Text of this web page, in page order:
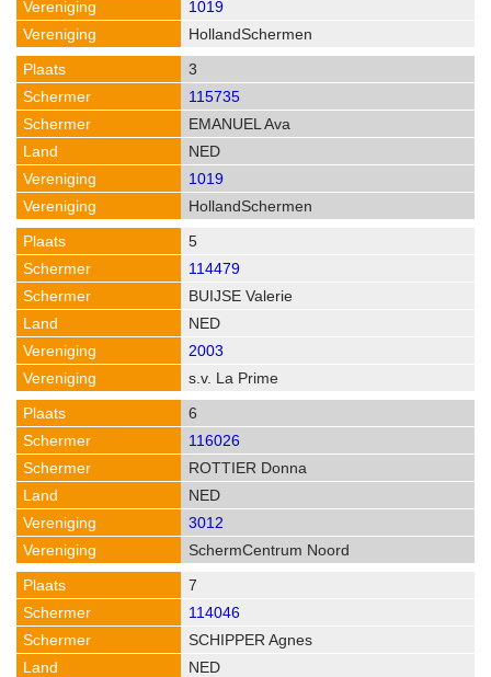
1019
HollandSchermen
3
115735
EMANUEL Ava
NED
1019
HollandSchermen
5
114479
BUIJSE Valerie
NED
2003
s.v. La Prime
6
116026
ROTTIER Donna
NED
3012
SchermCentrum Noord
7
114046
SCHIPPER Agnes
NED